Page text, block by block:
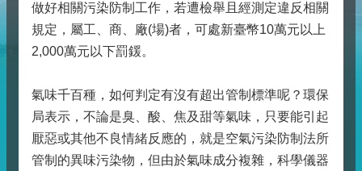
做好相關污染防制工作，若遭檢舉且經測定違反相關
規定，屬工、商、廠(場)者，可處新臺幣10萬元以上
2,000萬元以下罰鍰。
氣味千百種，如何判定有沒有超出管制標準呢？環保
局表示，不論是臭、酸、焦及甜等氣味，只要能引起
厭惡或其他不良情緒反應的，就是空氣污染防制法所
管制的異味污染物，但由於氣味成分複雜，科學儀器